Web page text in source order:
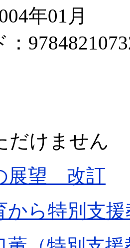
年01月
だけません
展望 改訂
から特別支